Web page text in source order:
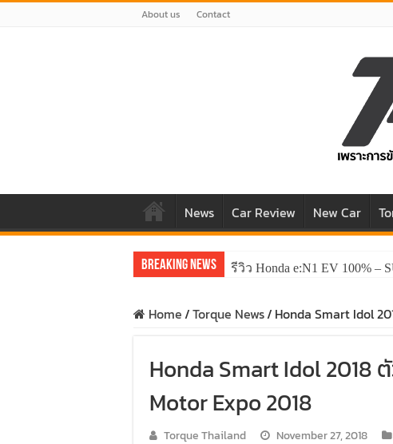
About us Contact
News Car Review New Car
Breaking News รีวิว ลองขับ All New GWM
Home/Torque News/ Honda Smart Idol
Honda Smart Idol 2018
Motor Expo 2018
Torque Thailand November 27, 2018